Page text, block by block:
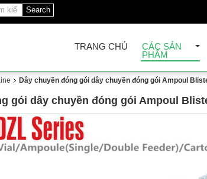
Search
TRANG CHỦ
CÁC SẢN
PHẨM
Dây chuyền đóng gói dây chuyền đóng gói Ampoul
gói dây chuyền đóng gói Ampoul